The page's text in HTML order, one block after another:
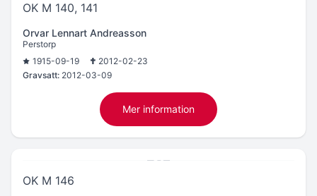
OK M 140, 141
Orvar Lennart Andreasson
Perstorp
1915-09-19
2012-02-23
Gravsatt: 2012-03-09
Mer information
OK M 146